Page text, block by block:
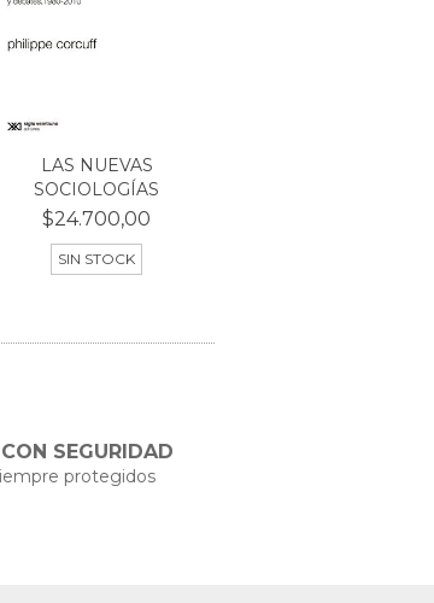
LAS NUEVAS
SOCIOLOGÍAS
$24.700,00
SIN STOCK
SEGURIDAD
protegidos